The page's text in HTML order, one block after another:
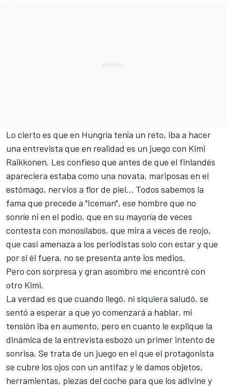
Lo cierto es que en Hungría tenía un reto, iba a hacer
una entrevista que en realidad es un juego con Kimi
Raikkonen. Les confieso que antes de que el finlandés
apareciera estaba como una novata, mariposas en el
estómago, nervios a flor de piel… Todos sabemos la
fama que precede a "Iceman", ese hombre que no
sonríe ni en el podio, que en su mayoría de veces
contesta con monosílabos, que mira a veces de reojo,
que casi amenaza a los periodistas solo con estar y que
por si él fuera, no se presenta ante los medios.
Pero con sorpresa y gran asombro me encontré con
otro Kimi.
La verdad es que cuando llegó, ni siquiera saludó, se
sentó a esperar a que yo comenzará a hablar, mi
tensión iba en aumento, pero en cuanto le explique la
dinámica de la entrevista esbozó un primer intento de
sonrisa. Se trata de un juego en el que el protagonista
se cubre los ojos con un antifaz y le damos objetos,
herramientas, piezas del coche para que los adivine y